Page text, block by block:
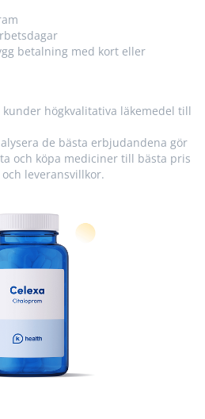
betalning med kort eller
högkvalitativa läkemedel till
de bästa erbjudandena gör
och köpa mediciner till bästa pris
leveransvillkor.